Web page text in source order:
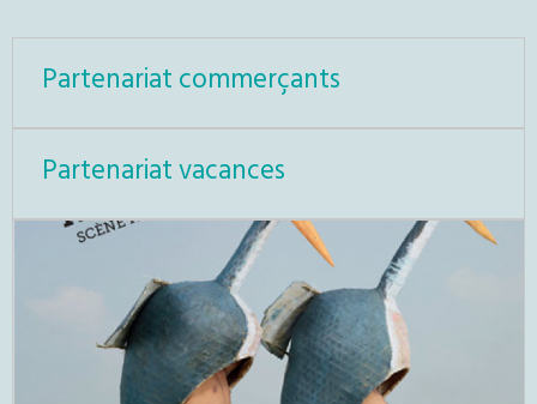
Partenariat commerçants
Partenariat vacances